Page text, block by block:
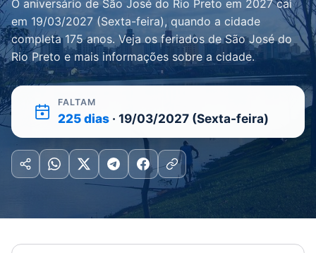
O aniversário de São José do Rio Preto em 2027 cai
em 19/03/2027 (Sexta-feira), quando a cidade
completa 175 anos. Veja os feriados de São José do
Rio Preto e mais informações sobre a cidade.
FALTAM
225 dias · 19/03/2027 (Sexta-feira)